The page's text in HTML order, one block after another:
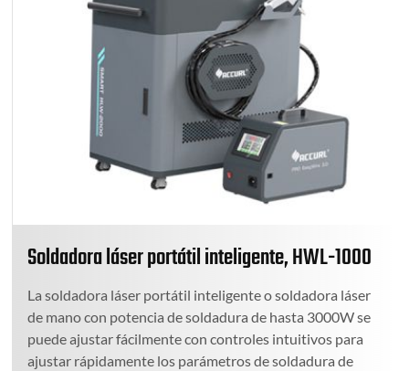
Soldadora láser portátil inteligente, HWL-1000
La soldadora láser portátil inteligente o soldadora láser
de mano con potencia de soldadura de hasta 3000W se
puede ajustar fácilmente con controles intuitivos para
ajustar rápidamente los parámetros de soldadura de